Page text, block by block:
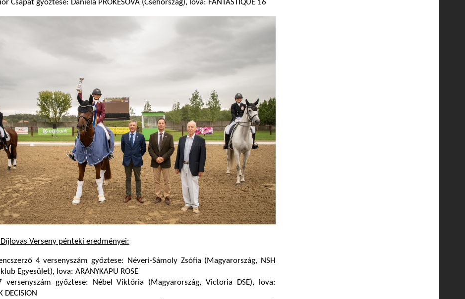
Csapat győztese: Daniela PROKESOVA (Csehország), lova: FANTASTIQUE 16
Verseny pénteki eredményei:
4 versenyszám győztese: Néveri-Sámoly Zsófia (Magyarország, NSH
Egyesület), lova: ARANYKAPU ROSE
versenyszám győztese: Nébel Viktória (Magyarország, Victoria DSE), lova:
DECISION